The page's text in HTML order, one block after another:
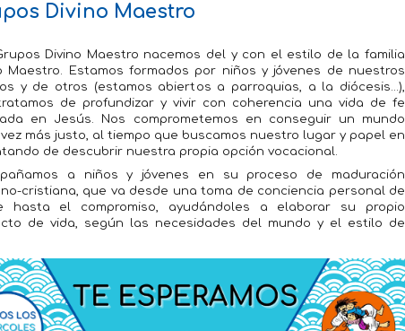
Divino Maestro
Divino Maestro nacemos del y con el estilo de la familia
Maestro. Estamos formados por niños y jóvenes de nuestros
y de otros (estamos abiertos a parroquias, a la diócesis…),
de profundizar y vivir con coherencia una vida de fe
en Jesús. Nos comprometemos en conseguir un mundo
más justo, al tiempo que buscamos nuestro lugar y papel en
de descubrir nuestra propia opción vocacional.
a niños y jóvenes en su proceso de maduración
cristiana, que va desde una toma de conciencia personal de
hasta el compromiso, ayudándoles a elaborar su propio
de vida, según las necesidades del mundo y el estilo de